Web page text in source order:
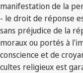
manifestation de la
- le droit de réponse
sans préjudice de la
moraux ou portés à
conscience et de
cultes religieux est